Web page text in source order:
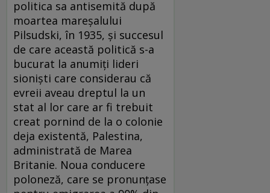
politica sa antisemită după
moartea mareşalului
Pilsudski, în 1935, şi succesul
de care această politică s-a
bucurat la anumiţi lideri
sionişti care considerau că
evreii aveau dreptul la un
stat al lor care ar fi trebuit
creat pornind de la o colonie
deja existentă, Palestina,
administrată de Marea
Britanie. Noua conducere
poloneză, care se pronunţase